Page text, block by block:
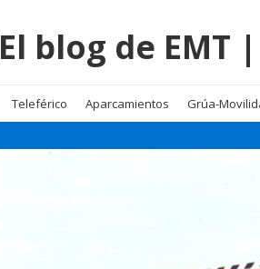
El blog de EMT
Teleférico Aparcamientos Grúa-